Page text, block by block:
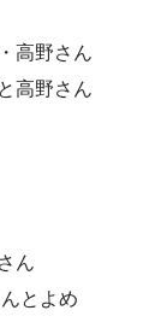
高野さん
高野さん
ん
とよめ